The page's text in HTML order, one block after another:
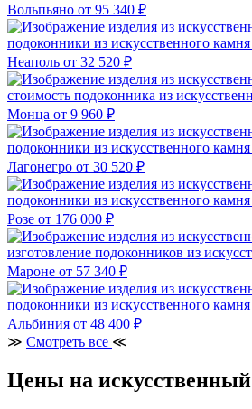
Вольпьяно от 95 340 ₽
подоконники из искусственного
Неаполь от 32 520 ₽
стоимость подоконника из
Монца от 9 960 ₽
подоконники из искусственного камня
Лагонегро от 30 520 ₽
подоконники из искусственного камня
Розе от 176 000 ₽
изготовление подоконников из
Мароне от 57 340 ₽
подоконники из искусственного камня
Альбиния от 48 400 ₽
≫ Смотреть все ≪
Цены на